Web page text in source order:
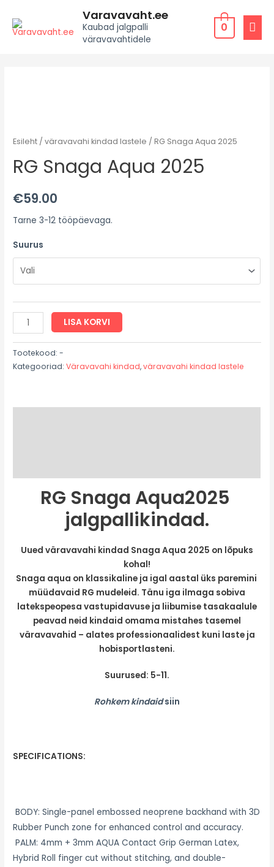
Varavavaht.ee
Kaubad jalgpalli
väravavahtidele
0
Esileht /väravavahi kindad lastele / RG Snaga Aqua 2025
RG Snaga Aqua 2025
€59.00
Tarne 3-12 tööpäevaga.
Suurus
LISA KORVI
Tootekood:-
Kategooriad:Väravavahi kindad,väravavahi kindad lastele
RG Snaga Aqua2025
jalgpallikindad.
Uued väravavahi kindad Snaga Aqua 2025 on lõpuks
kohal!
Snaga aqua on klassikaline ja igal aastal üks paremini
müüdavaid RG mudeleid. Tänu iga ilmaga sobiva
latekspeopesa vastupidavuse ja liibumise tasakaalule
peavad neid kindaid omama mistahes tasemel
väravavahid – alates professionaalidest kuni laste ja
hobisportlasteni.
Suurused: 5-11.
Rohkemkindaidsiin
SPECIFICATIONS:
BODY: Single-panel embossed neoprene backhand with 3D
Rubber Punch zone for enhanced control and accuracy.
PALM: 4mm + 3mm AQUA Contact Grip German Latex,
Hybrid Roll finger cut without stitching, and double-